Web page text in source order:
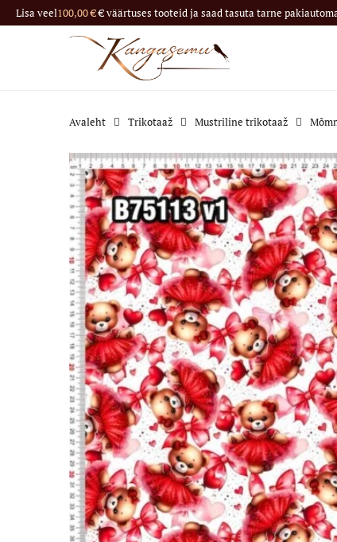
Lisa veel100,00€€ väärtuses tooteid ja saad tasuta tarne
Avaleht Trikotaaž Mustriline trikotaaž